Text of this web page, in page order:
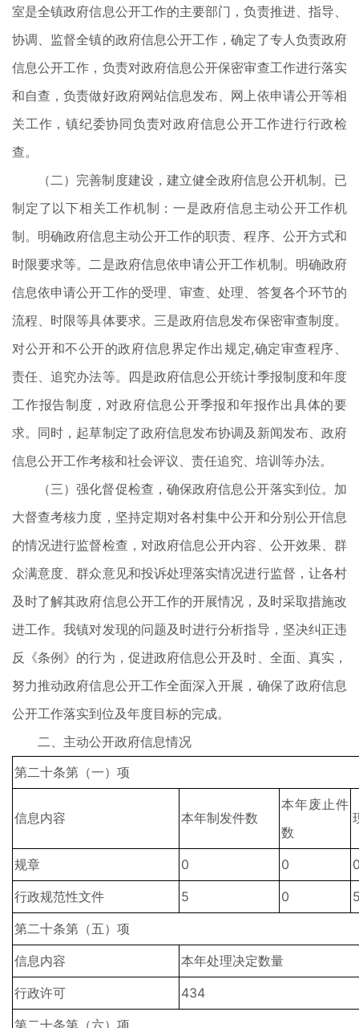
室是全镇政府信息公开工作的主要部门，负责推进、指导、
协调、监督全镇的政府信息公开工作，确定了专人负责政府
信息公开工作，负责对政府信息公开保密审查工作进行落实
和自查，负责做好政府网站信息发布、网上依申请公开等相
关工作，镇纪委协同负责对政府信息公开工作进行行政检
查。
（二）完善制度建设，建立健全政府信息公开机制。已
制定了以下相关工作机制：一是政府信息主动公开工作机
制。明确政府信息主动公开工作的职责、程序、公开方式和
时限要求等。二是政府信息依申请公开工作机制。明确政府
信息依申请公开工作的受理、审查、处理、答复各个环节的
流程、时限等具体要求。三是政府信息发布保密审查制度。
对公开和不公开的政府信息界定作出规定,确定审查程序、
责任、追究办法等。四是政府信息公开统计季报制度和年度
工作报告制度，对政府信息公开季报和年报作出具体的要
求。同时，起草制定了政府信息发布协调及新闻发布、政府
信息公开工作考核和社会评议、责任追究、培训等办法。
（三）强化督促检查，确保政府信息公开落实到位。加
大督查考核力度，坚持定期对各村集中公开和分别公开信息
的情况进行监督检查，对政府信息公开内容、公开效果、群
众满意度、群众意见和投诉处理落实情况进行监督，让各村
及时了解其政府信息公开工作的开展情况，及时采取措施改
进工作。我镇对发现的问题及时进行分析指导，坚决纠正违
反《条例》的行为，促进政府信息公开及时、全面、真实，
努力推动政府信息公开工作全面深入开展，确保了政府信息
公开工作落实到位及年度目标的完成。
二、主动公开政府信息情况
第二十条第（一）项
信息内容 本年制发件数
本年废止件
数
规章 0 0
行政规范性文件
5 0
第二十条第（五）项
信息内容
本年处理决定数量
行政许可
434
第二十条第（六）项